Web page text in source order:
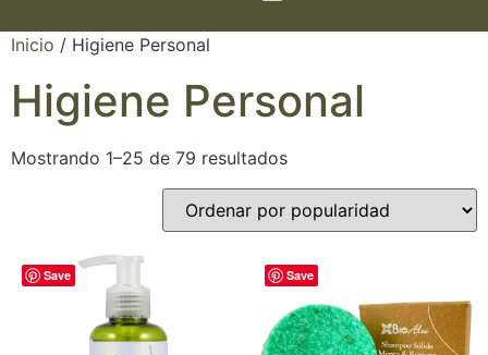
Inicio / Higiene Personal
Higiene Personal
Mostrando 1–25 de 79 resultados
Save Save